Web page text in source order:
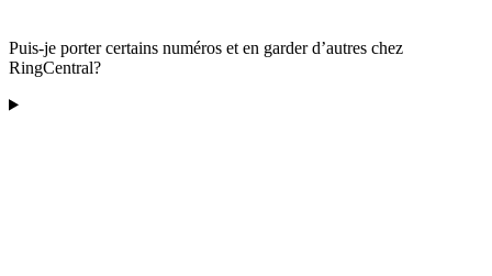
Puis-je porter certains numéros et en garder d’autres chez
RingCentral?